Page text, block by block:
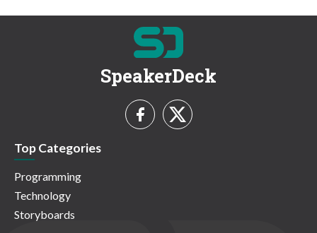
SpeakerDeck
Top Categories
Programming
Technology
Storyboards